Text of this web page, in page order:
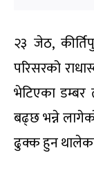
२३ जेठ,
परिसरको
भेटिएका
बढ्छ भन्ने
ढुक्क हुन